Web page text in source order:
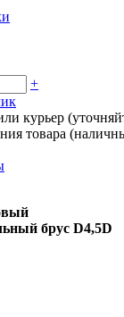
+
курьер
товара
брус D4,5D